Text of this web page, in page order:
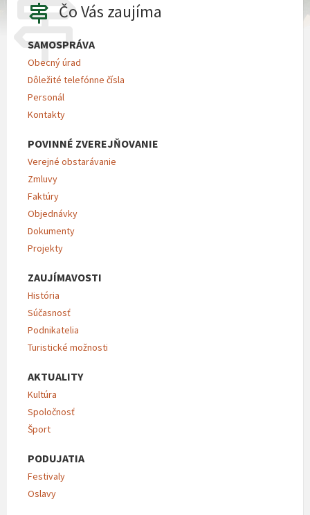
Čo Vás zaujíma
SAMOSPRÁVA
Obecný úrad
Dôležité telefónne čísla
Personál
Kontakty
POVINNÉ ZVEREJŇOVANIE
Verejné obstarávanie
Zmluvy
Faktúry
Objednávky
Dokumenty
Projekty
ZAUJÍMAVOSTI
História
Súčasnosť
Podnikatelia
Turistické možnosti
AKTUALITY
Kultúra
Spoločnosť
Šport
PODUJATIA
Festivaly
Oslavy